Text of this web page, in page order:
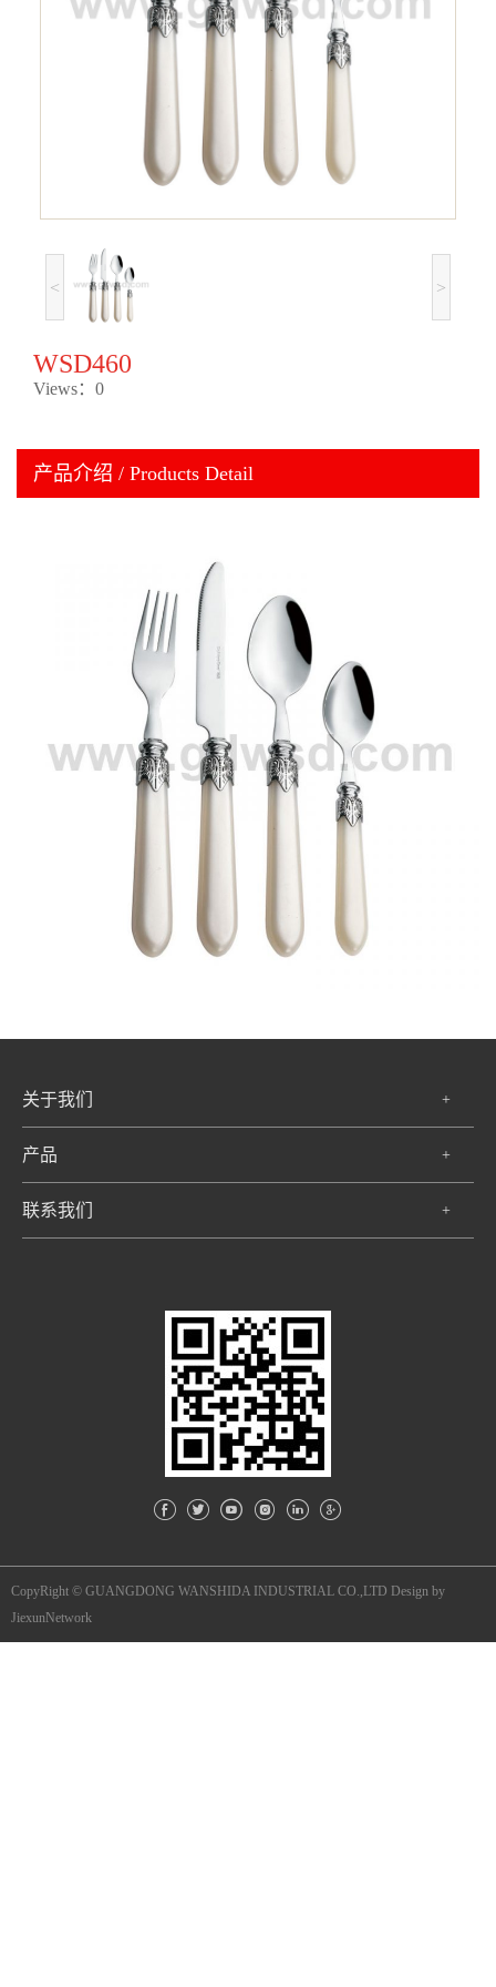
< >
WSD460
Views：0
产品介绍 / Products Detail
+
关于我们
+
产品
+
联系我们
CopyRight © GUANGDONG WANSHIDA INDUSTRIAL CO.,LTD Design by
JiexunNetwork